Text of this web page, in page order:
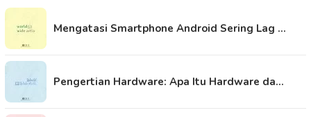
Mengatasi Smartphone Android Sering Lag …
Pengertian Hardware: Apa Itu Hardware da…